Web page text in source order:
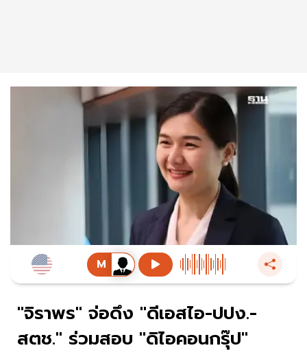
"จิราพร" จ่อดึง "ดีเอสไอ-ปปง.-
สตช." ร่วมสอบ "ดิไอคอนกรุ๊ป"